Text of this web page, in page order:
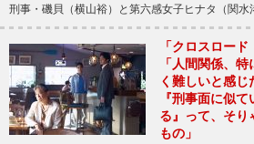
刑事・磯貝（横山裕）と第六感女子ヒナタ（関水
「クロスロー
「人間関係、
く難しいと感
『刑事面に似
る』って、そり
もの」